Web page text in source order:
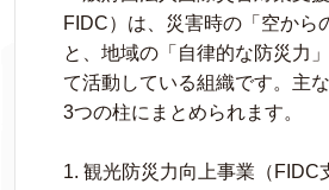
FIDC）は、災害時の「空から
と、地域の「自律的な防災力
て活動している組織です。主
3つの柱にまとめられます。
1. 観光防災力向上事業（FIDC